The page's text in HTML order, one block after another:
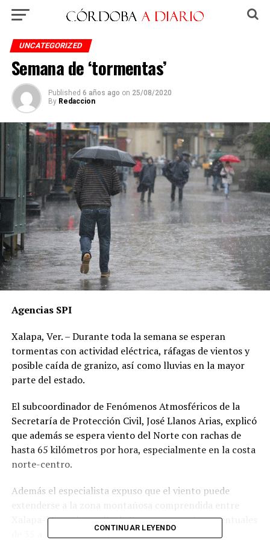
UNCATEGORIZED
Semana de ‘tormentas’
Published 6 años ago on 25/08/2020
By Redaccion
Agencias SPI
Xalapa, Ver. – Durante toda la semana se esperan
tormentas con actividad eléctrica, ráfagas de vientos y
posible caída de granizo, así como lluvias en la mayor
parte del estado.
El subcoordinador de Fenómenos Atmosféricos de la
Secretaría de Protección Civil, José Llanos Arias, explicó
que además se espera viento del Norte con rachas de
hasta 65 kilómetros por hora, especialmente en la costa
norte-centro.
Además el especialista expuso que el viento puede
extenderse a la zona montañosa comprendida entre
Xalapa-Misantla y valle de Perote con rachas eventuales
de 35 a 45 kilómetros por hora.
CONTINUAR LEYENDO